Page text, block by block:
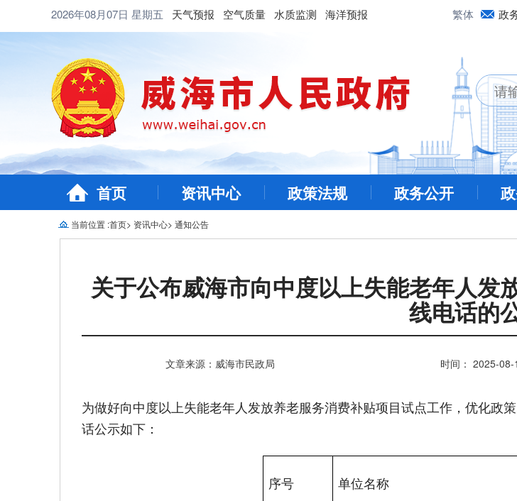
2026年08月07日 星期五 天气预报 空气质量 水质监测 海洋预报 繁体 政
首页 资讯中心 政策法规 政务公开
当前位置 :首页> 资讯中心> 通知公告
关于公布威海市向中度以上失能老年人发
线电话的
文章来源：威海市民政局 时间： 2025-
为做好向中度以上失能老年人发放养老服务消费补贴项目试点工作，优化政
话公示如下：
序号 单位名称